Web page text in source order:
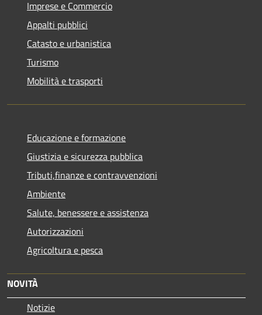
Imprese e Commercio
Appalti pubblici
Catasto e urbanistica
Turismo
Mobilità e trasporti
Educazione e formazione
Giustizia e sicurezza pubblica
Tributi,finanze e contravvenzioni
Ambiente
Salute, benessere e assistenza
Autorizzazioni
Agricoltura e pesca
NOVITÀ
Notizie